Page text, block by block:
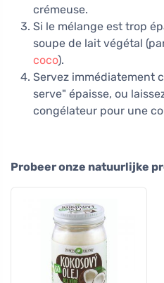
crémeuse.
Si le mélange est trop
soupe de lait végétal
coco).
Servez immédiatement
serve" épaisse, ou
congélateur pour une
Probeer onze natuurlijke